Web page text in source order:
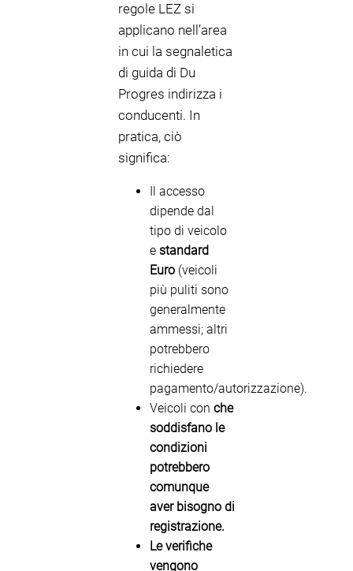
regole LEZ si
applicano nell’area
in cui la segnaletica
di guida di Du
Progres indirizza i
conducenti. In
pratica, ciò
significa:
Il accesso
dipende dal
tipo di veicolo
e standard
Euro (veicoli
più puliti sono
generalmente
ammessi; altri
potrebbero
richiedere
pagamento/autorizzazione).
Veicoli con che
soddisfano le
condizioni
potrebbero
comunque
aver bisogno di
registrazione.
Le verifiche
vengono